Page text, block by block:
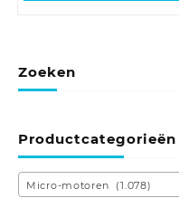
Zoeken
Productcategorieën
Micro-motoren (1.078)